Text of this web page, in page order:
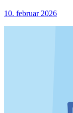
10. februar 2026